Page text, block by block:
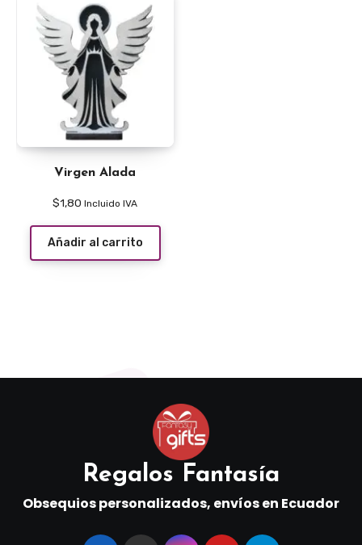
Virgen Alada
$1,80 Incluido IVA
Añadir al carrito
Regalos Fantasía
Obsequios personalizados, envíos en Ecuador